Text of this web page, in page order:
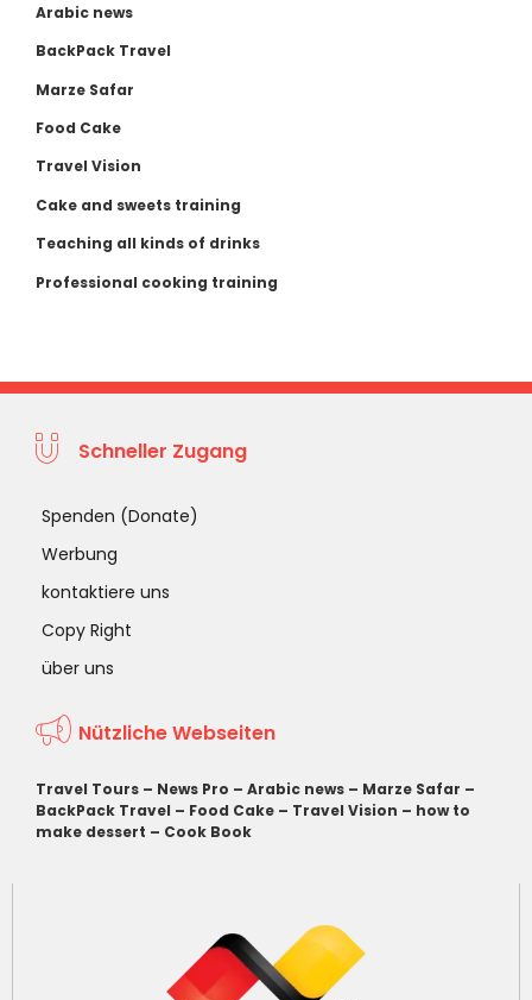
Arabic news
BackPack Travel
Marze Safar
Food Cake
Travel Vision
Cake and sweets training
Teaching all kinds of drinks
Professional cooking training
Schneller Zugang
Spenden (Donate)
Werbung
kontaktiere uns
Copy Right
über uns
Nützliche Webseiten
Travel Tours – News Pro – Arabic news – Marze Safar –
BackPack Travel – Food Cake – Travel Vision – how to
make dessert – Cook Book